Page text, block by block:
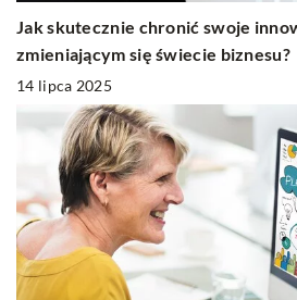
Jak skutecznie chronić swoje
zmieniającym się świecie biznesu?
14 lipca 2025